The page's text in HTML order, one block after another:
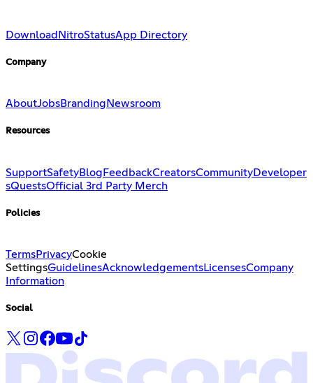
Download NitroStatusApp Directory
Company
AboutJobsBranding Newsroom
Resources
SupportSafetyBlog FeedbackCreatorsCommunityDeveloper
sQuestsOfficial 3rd Party Merch
Policies
TermsPrivacyCookie
SettingsGuidelinesAcknowledgementsLicensesCompany
Information
Social